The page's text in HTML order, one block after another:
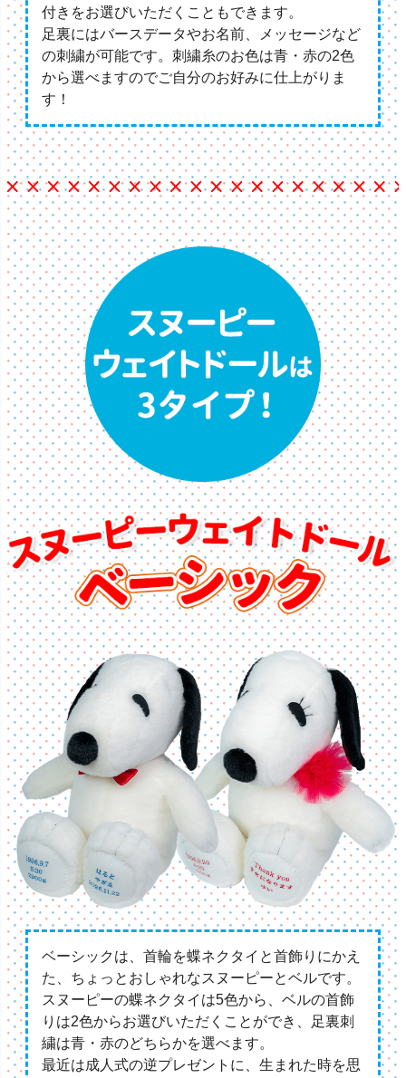
付きをお選びいただくこともできます。
足裏にはバースデータやお名前、メッセージなど
の刺繍が可能です。刺繍糸のお色は青・赤の2色
から選べますのでご自分のお好みに仕上がりま
す！
ベーシックは、首輪を蝶ネクタイと首飾りにかえ
た、ちょっとおしゃれなスヌーピーとベルです。
スヌーピーの蝶ネクタイは5色から、ベルの首飾
りは2色からお選びいただくことができ、足裏刺
繍は青・赤のどちらかを選べます。
最近は成人式の逆プレゼントに、生まれた時を思